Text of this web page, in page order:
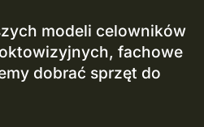
modeli celowników
fachowe
dobrać sprzęt do